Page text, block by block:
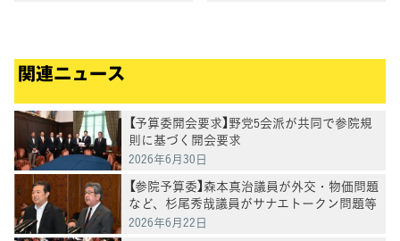
関連ニュース
【予算委開会要求】野党5会派が共同で参院規
則に基づく開会要求
2026年6月30日
【参院予算委】森本真治議員が外交・物価問題
など、杉尾秀哉議員がサナエトークン問題等
を質問
2026年6月22日